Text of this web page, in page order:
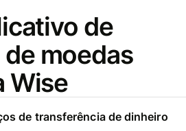
de
moedas
Wise
de transferência de dinheiro